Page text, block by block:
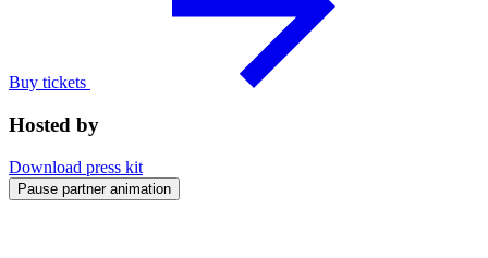
Buy tickets
Hosted by
Download press kit
Pause partner animation